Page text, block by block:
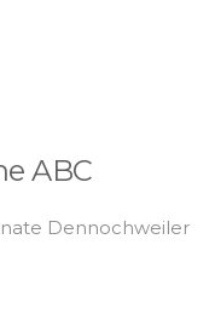
ABC
Dennochweiler